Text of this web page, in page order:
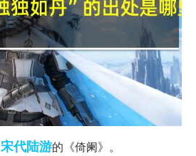
宋代陆游的《倚阑》。